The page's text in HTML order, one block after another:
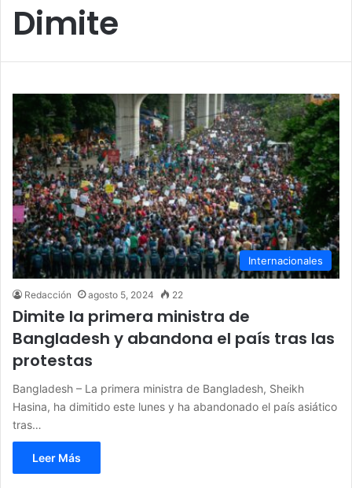
Dimite
Internacionales
Redacción agosto 5, 2024 22
Dimite la primera ministra de
Bangladesh y abandona el país tras las
protestas
Bangladesh – La primera ministra de Bangladesh, Sheikh
Hasina, ha dimitido este lunes y ha abandonado el país asiático
tras…
Leer Más